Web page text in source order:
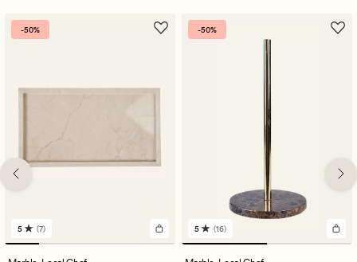
-50%
7
anmeldelser
med
5 (7)
-50%
16
anmeldelser
med
5 (16)